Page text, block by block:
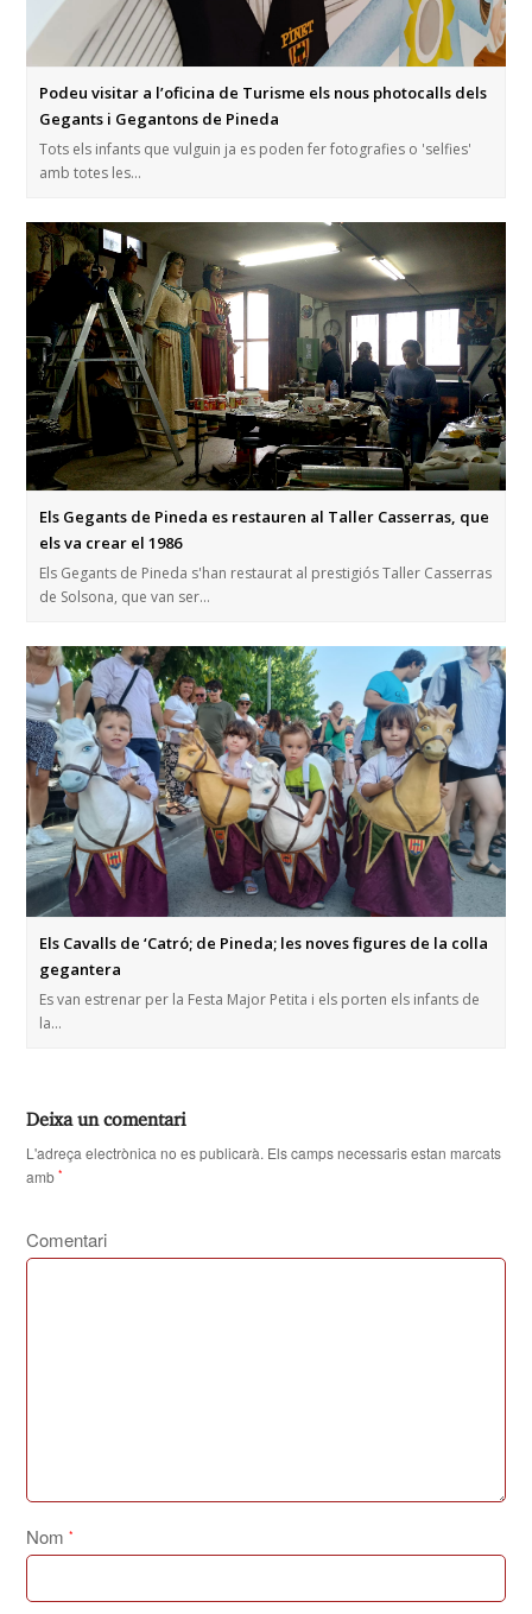
Podeu visitar a l’oficina de Turisme els nous photocalls dels
Gegants i Gegantons de Pineda
Tots els infants que vulguin ja es poden fer fotografies o 'selfies'
amb totes les…
Els Gegants de Pineda es restauren al Taller Casserras, que
els va crear el 1986
Els Gegants de Pineda s'han restaurat al prestigiós Taller Casserras
de Solsona, que van ser…
Els Cavalls de ‘Catró; de Pineda; les noves figures de la colla
gegantera
Es van estrenar per la Festa Major Petita i els porten els infants de
la…
Deixa un comentari
L'adreça electrònica no es publicarà. Els camps necessaris estan marcats
amb*
Comentari
Nom*